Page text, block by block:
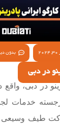
بدون
در دبی
در دبی،
خدمات
طیف وسیعی